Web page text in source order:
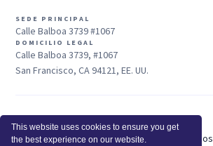
This website uses cookies to ensure you get
the best experience on our website.
SEDE PRINCIPAL
Calle Balboa 3739 #1067
DOMICILIO LEGAL
Calle Balboa 3739, #1067
San Francisco, CA 94121, EE. UU.
Ventas: +1 415-704-3737
© 2025 Insightful.io, Inc - Derechos Reservados